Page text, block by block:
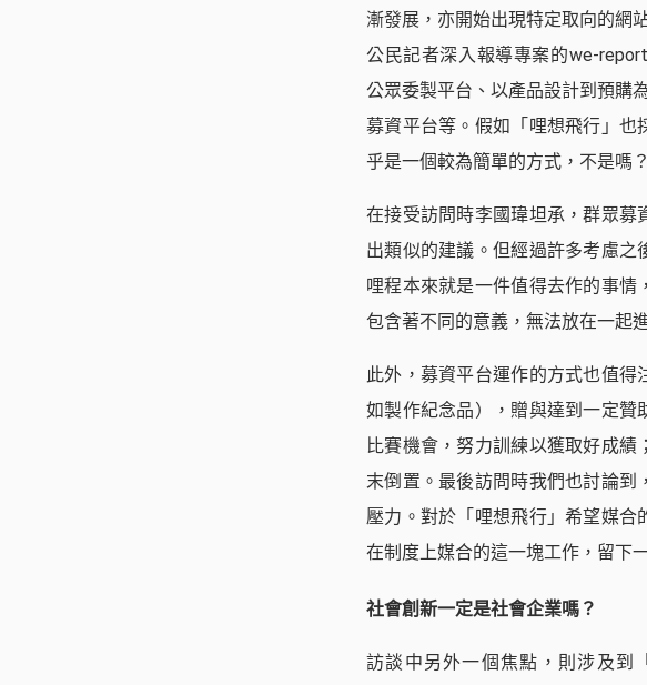
漸發展，亦開始出現特定取向的網
公民記者深入報導專案的we-
公眾委製平台、以產品設計到預購
募資平台等。假如「哩想飛行」也
乎是一個較為簡單的方式，不是嗎？
在接受訪問時李國瑋坦承，群眾募
出類似的建議。但經過許多考慮
哩程本來就是一件值得去作的事
包含著不同的意義，無法放在一起
此外，募資平台運作的方式也值得
如製作紀念品），贈與達到一定贊
比賽機會，努力訓練以獲取好成
末倒置。最後訪問時我們也討論到
壓力。對於「哩想飛行」希望媒
在制度上媒合的這一塊工作，留下
社會創新一定是社會企業嗎？
訪談中另外一個焦點，則涉及到